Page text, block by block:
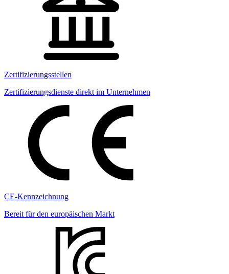
Zertifizierungsstellen
Zertifizierungsdienste direkt im Unternehmen
CE-Kennzeichnung
Bereit für den europäischen Markt